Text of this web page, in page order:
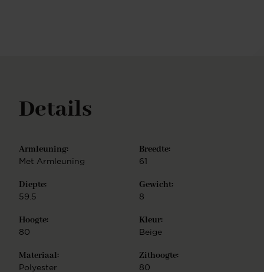
verkrijgbaar in de finish mat zwart of wit, mat RVS,
mat goud en mat rosé. De Tome eetkamerstoel is
Details
Armleuning:
Met Armleuning
Breedte:
61
Diepte:
59.5
Gewicht:
8
Hoogte:
80
Kleur:
Beige
Materiaal:
Polyester
Zithoogte:
80